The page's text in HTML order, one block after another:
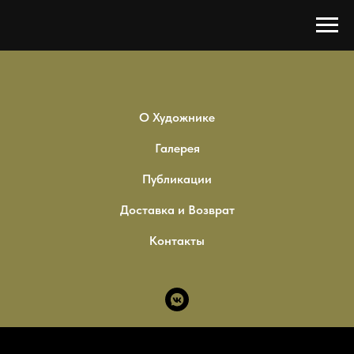
О Художнике
Галерея
Публикации
Доставка и Возврат
Контакты